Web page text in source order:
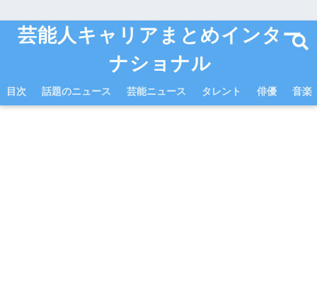
芸能人キャリアまとめインター
ナショナル
目次 話題のニュース 芸能ニュース タレント 俳優 音楽